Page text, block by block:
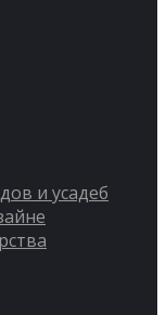
и усадеб